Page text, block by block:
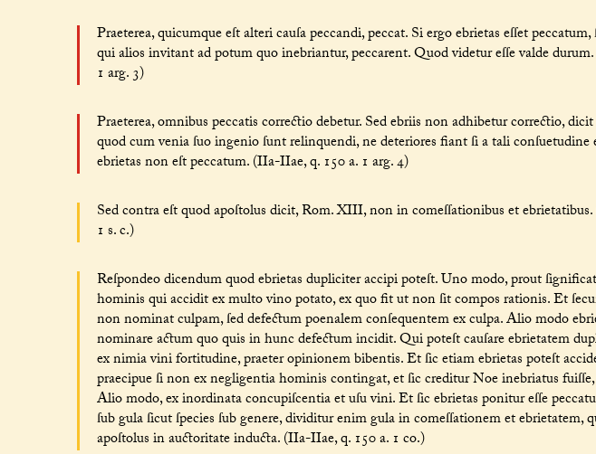
Praeterea, quicumque eſt alteri cauſa peccandi, peccat. Si ergo ebrietas eſſet
qui alios invitant ad potum quo inebriantur, peccarent. Quod videtur eſſe valde
1 arg. 3)
Praeterea, omnibus peccatis correctio debetur. Sed ebriis non adhibetur correctio,
quod cum venia ſuo ingenio ſunt relinquendi, ne deteriores fiant ſi a tali
ebrietas non eſt peccatum. (IIa-IIae, q. 150 a. 1 arg. 4)
Sed contra eſt quod apoſtolus dicit, Rom. XIII, non in comeſſationibus et
1 s. c.)
Reſpondeo dicendum quod ebrietas dupliciter accipi poteſt. Uno modo, prout
hominis qui accidit ex multo vino potato, ex quo fit ut non ſit compos rationis. Et
non nominat culpam, ſed defectum poenalem conſequentem ex culpa. Alio modo
nominare actum quo quis in hunc defectum incidit. Qui poteſt cauſare ebrietatem
ex nimia vini fortitudine, praeter opinionem bibentis. Et ſic etiam ebrietas poteſt
praecipue ſi non ex negligentia hominis contingat, et ſic creditur Noe inebriatus
Alio modo, ex inordinata concupiſcentia et uſu vini. Et ſic ebrietas ponitur eſſe
ſub gula ſicut ſpecies ſub genere, dividitur enim gula in comeſſationem et ebrietatem,
apoſtolus in auctoritate inducta. (IIa-IIae, q. 150 a. 1 co.)